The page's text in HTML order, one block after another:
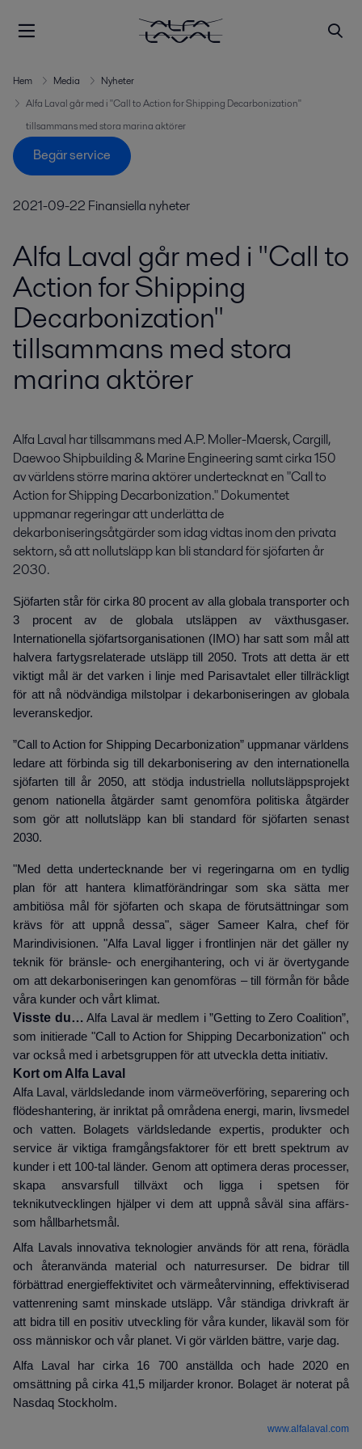
Hem Media
Nyheter
Alfa Laval går med i "Call to Action for Shipping Decarbonization"
tillsammans med stora marina aktörer
Begär service
2021-09-22 Finansiella nyheter
Alfa Laval går med i "Call to
Action for Shipping
Decarbonization"
tillsammans med stora
marina aktörer
Alfa Laval har tillsammans med A.P. Moller-Maersk, Cargill,
Daewoo Shipbuilding & Marine Engineering samt cirka 150
av världens större marina aktörer undertecknat en "Call to
Action for Shipping Decarbonization." Dokumentet
uppmanar regeringar att underlätta de
dekarboniseringsåtgärder som idag vidtas inom den privata
sektorn, så att nollutsläpp kan bli standard för sjöfarten år
2030.
Sjöfarten står för cirka 80 procent av alla globala transporter och
3 procent av de globala utsläppen av växthusgaser.
Internationella sjöfartsorganisationen (IMO) har satt som mål att
halvera fartygsrelaterade utsläpp till 2050. Trots att detta är ett
viktigt mål är det varken i linje med Parisavtalet eller tillräckligt
för att nå nödvändiga milstolpar i dekarboniseringen av globala
leveranskedjor.
”Call to Action for Shipping Decarbonization” uppmanar världens
ledare att förbinda sig till dekarbonisering av den internationella
sjöfarten till år 2050, att stödja industriella nollutsläppsprojekt
genom nationella åtgärder samt genomföra politiska åtgärder
som gör att nollutsläpp kan bli standard för sjöfarten senast
2030.
"Med detta undertecknande ber vi regeringarna om en tydlig
plan för att hantera klimatförändringar som ska sätta mer
ambitiösa mål för sjöfarten och skapa de förutsättningar som
krävs för att uppnå dessa", säger Sameer Kalra, chef för
Marindivisionen. "Alfa Laval ligger i frontlinjen när det gäller ny
teknik för bränsle- och energihantering, och vi är övertygande
om att dekarboniseringen kan genomföras – till förmån för både
våra kunder och vårt klimat.
Visste du… Alfa Laval är medlem i ”Getting to Zero Coalition”,
som initierade "Call to Action for Shipping Decarbonization" och
var också med i arbetsgruppen för att utveckla detta initiativ.
Kort om Alfa Laval
Alfa Laval, världsledande inom värmeöverföring, separering och
flödeshantering, är inriktat på områdena energi, marin, livsmedel
och vatten. Bolagets världsledande expertis, produkter och
service är viktiga framgångsfaktorer för ett brett spektrum av
kunder i ett 100-tal länder. Genom att optimera deras processer,
skapa ansvarsfull tillväxt och ligga i spetsen för
teknikutvecklingen hjälper vi dem att uppnå såväl sina affärs-
som hållbarhetsmål.
Alfa Lavals innovativa teknologier används för att rena, förädla
och återanvända material och naturresurser. De bidrar till
förbättrad energieffektivitet och värmeåtervinning, effektiviserad
vattenrening samt minskade utsläpp. Vår ständiga drivkraft är
att bidra till en positiv utveckling för våra kunder, likaväl som för
oss människor och vår planet. Vi gör världen bättre, varje dag.
Alfa Laval har cirka 16 700 anställda och hade 2020 en
omsättning på cirka 41,5 miljarder kronor. Bolaget är noterat på
Nasdaq Stockholm.
www.alfalaval.com